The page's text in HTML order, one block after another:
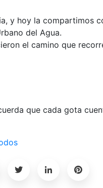
y hoy la compartimos
del Agua.
el camino que
que cada gota